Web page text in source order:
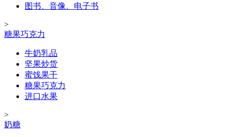
图书、音像、电子书
>
糖果巧克力
牛奶乳品
坚果炒货
蜜饯果干
糖果巧克力
进口水果
>
奶糖